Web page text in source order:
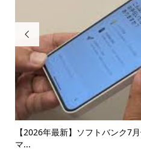

【2026年最新】ソフトバンク7
マ...